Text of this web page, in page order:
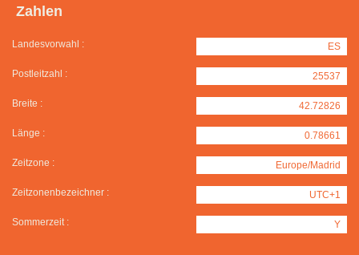
Zahlen
Landesvorwahl : ES
Postleitzahl : 25537
Breite : 42.72826
Länge : 0.78661
Zeitzone : Europe/Madrid
Zeitzonenbezeichner : UTC+1
Sommerzeit : Y